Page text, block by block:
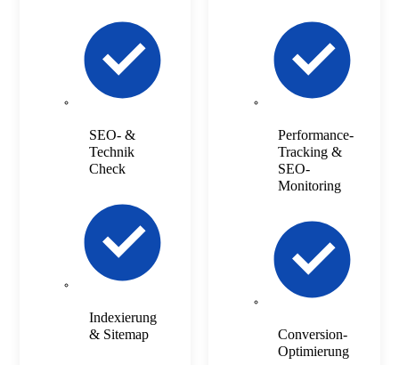
SEO- &
Technik
Check
Indexierung
& Sitemap
Performance-
Tracking &
SEO-
Monitoring
Conversion-
Optimierung